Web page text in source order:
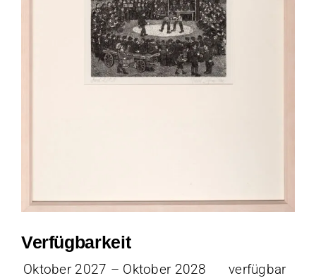
Verfügbarkeit
Oktober 2027 – Oktober 2028
verfügbar